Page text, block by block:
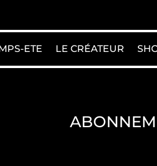
ETE LE CRÉATEUR